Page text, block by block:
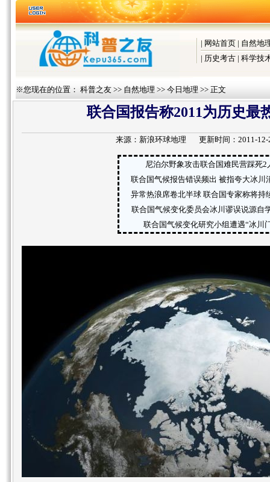
| 网站首页 | 自然地
| 历史考古 | 科学技
※您现在的位置： 科普之友 >> 自然地理 >> 今日地理 >> 正文
联合国报告称2011为历史最
来源： 新浪环球地理 更新时间：2011-12-
尼泊尔野象攻击联合国难民营踩死2
联合国气候报告错误频出 被指夸大冰川
异常热浪席卷北半球 联合国专家称将持
联合国气候变化委员会冰川谬误说源自
联合国气候变化研究小组遭遇“冰川